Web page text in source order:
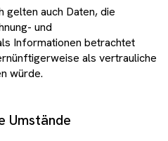
gelten auch Daten, die
und
Informationen betrachtet
als vertrauliche
würde.
Umstände